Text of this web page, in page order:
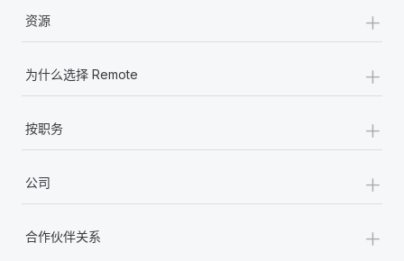
资源 +
为什么选择 Remote +
按职务 +
公司 +
合作伙伴关系 +